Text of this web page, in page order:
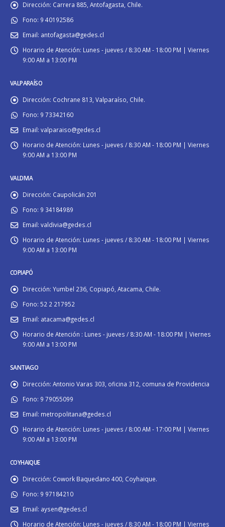
Dirección: Carrera 885, Antofagasta, Chile.
Fono: 9 40192586
Email: antofagasta@gedes.cl
Horario de Atención: Lunes - jueves / 8:30 AM - 18:00 PM | Viernes
9:00 AM a 13:00 PM
VALPARAÍSO
Dirección: Cochrane 813, Valparaíso, Chile.
Fono: 9 73342160
Email: valparaiso@gedes.cl
Horario de Atención: Lunes - jueves / 8:30 AM - 18:00 PM | Viernes
9:00 AM a 13:00 PM
VALDIVIA
Dirección: Caupolicán 201
Fono: 9 34184989
Email: valdivia@gedes.cl
Horario de Atención: Lunes - jueves / 8:30 AM - 18:00 PM | Viernes
9:00 AM a 13:00 PM
COPIAPÓ
Dirección: Yumbel 236, Copiapó, Atacama, Chile.
Fono: 52 2 217952
Email: atacama@gedes.cl
Horario de Atención : Lunes - jueves / 8:30 AM - 18:00 PM | Viernes
9:00 AM a 13:00 PM
SANTIAGO
Dirección: Antonio Varas 303, oficina 312, comuna de Providencia
Fono: 9 79055099
Email: metropolitana@gedes.cl
Horario de Atención: Lunes - jueves / 8:00 AM - 17:00 PM | Viernes
9:00 AM a 13:00 PM
COYHAIQUE
Dirección: Cowork Baquedano 400, Coyhaique.
Fono: 9 97184210
Email: aysen@gedes.cl
Horario de Atención: Lunes - jueves / 8:30 AM - 18:00 PM | Viernes